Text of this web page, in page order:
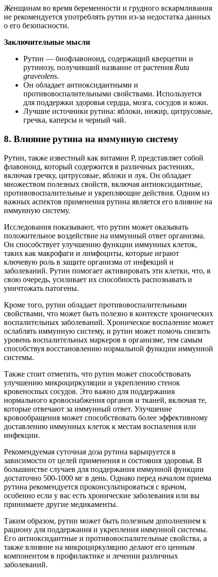
Женщинам во время беременности и грудного вскармливания
не рекомендуется употреблять рутин из-за недостатка данных
о его безопасности.
Заключительные мысли
Рутин — биофлавоноид, содержащий кверцетин и
рутинозу, получивший название от растения Ruta
graveolens.
Он обладает антиоксидантными и
противовоспалительными свойствами. Используется
для поддержки здоровья сердца, мозга, сосудов и кожи.
Лучшие источники рутина: яблоки, инжир, цитрусовые,
гречка, каперсы и черный чай.
8. Влияние рутина на иммунную систему
Рутин, также известный как витамин P, представляет собой
флавоноид, который содержится в различных растениях,
включая гречку, цитрусовые, яблоки и лук. Он обладает
множеством полезных свойств, включая антиоксидантные,
противовоспалительные и укрепляющие действия. Одним из
важных аспектов применения рутина является его влияние на
иммунную систему.
Исследования показывают, что рутин может оказывать
положительное воздействие на иммунный ответ организма.
Он способствует улучшению функции иммунных клеток,
таких как макрофаги и лимфоциты, которые играют
ключевую роль в защите организма от инфекций и
заболеваний. Рутин помогает активировать эти клетки, что, в
свою очередь, усиливает их способность распознавать и
уничтожать патогены.
Кроме того, рутин обладает противовоспалительными
свойствами, что может быть полезно в контексте хронических
воспалительных заболеваний. Хроническое воспаление может
ослаблять иммунную систему, и рутин может помочь снизить
уровень воспалительных маркеров в организме, тем самым
способствуя восстановлению нормальной функции иммунной
системы.
Также стоит отметить, что рутин может способствовать
улучшению микроциркуляции и укреплению стенок
кровеносных сосудов. Это важно для поддержания
нормального кровоснабжения органов и тканей, включая те,
которые отвечают за иммунный ответ. Улучшение
кровообращения может способствовать более эффективному
доставлению иммунных клеток к местам воспаления или
инфекции.
Рекомендуемая суточная доза рутина варьируется в
зависимости от целей применения и состояния здоровья. В
большинстве случаев для поддержания иммунной функции
достаточно 500-1000 мг в день. Однако перед началом приема
рутина рекомендуется проконсультироваться с врачом,
особенно если у вас есть хронические заболевания или вы
принимаете другие медикаменты.
Таким образом, рутин может быть полезным дополнением к
рациону для поддержания и укрепления иммунной системы.
Его антиоксидантные и противовоспалительные свойства, а
также влияние на микроциркуляцию делают его ценным
компонентом в профилактике и лечении различных
заболеваний.